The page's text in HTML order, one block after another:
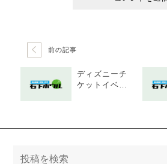
前の記事
ディズニーチ
ケットイベン